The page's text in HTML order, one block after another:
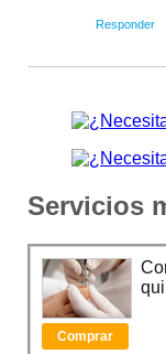
Responder
Servicios